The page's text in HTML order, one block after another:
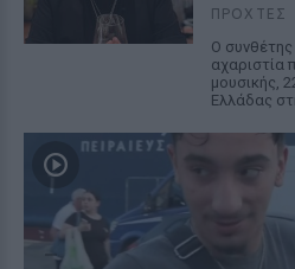
ΠΡΟΧΤΈΣ
Ο συνθέτης
αχαριστία
μουσικής,
Ελλάδας